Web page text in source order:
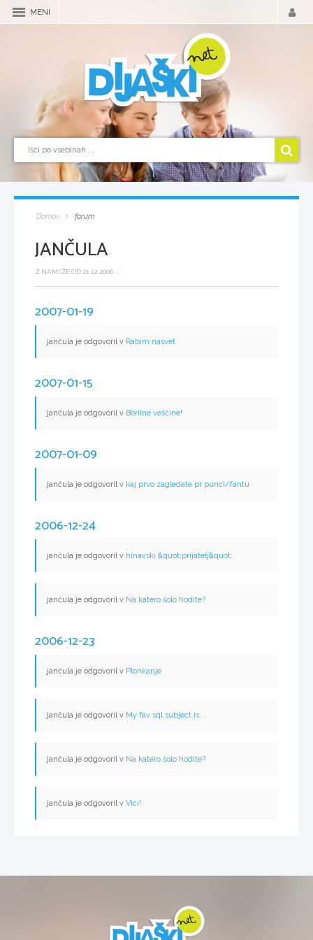
MENI
Domov forum
JANČULA
Z NAMI ŽE OD 21.12.2006 ...
2007-01-19
jančula je odgovoril v Rabim nasvet
2007-01-15
jančula je odgovoril v Borilne veščine!
2007-01-09
jančula je odgovoril v kaj prvo zagledate pr punci/fantu
2006-12-24
jančula je odgovoril v hinavski &quot;prijatelj&quot;
jančula je odgovoril v Na katero šolo hodite?
2006-12-23
jančula je odgovoril v Plonkanje
jančula je odgovoril v My fav sql subject is...
jančula je odgovoril v Na katero šolo hodite?
jančula je odgovoril v Vici!